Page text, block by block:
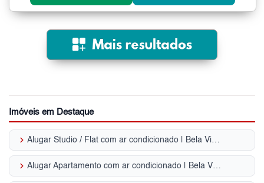
Imóveis em Destaque
keyboard_arrow_right Alugar Studio / Flat com ar condicionado | Bela Vista
keyboard_arrow_right Alugar Apartamento com ar condicionado | Bela Vista